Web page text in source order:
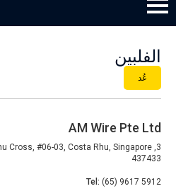
الفلبين
عُد
AM Wire Pte Ltd
Rhu Cross, #06-03, Costa Rhu, Singapore
437433
Tel: (65) 9617 5912
Alloy Wire
International
to toast its
birthday at